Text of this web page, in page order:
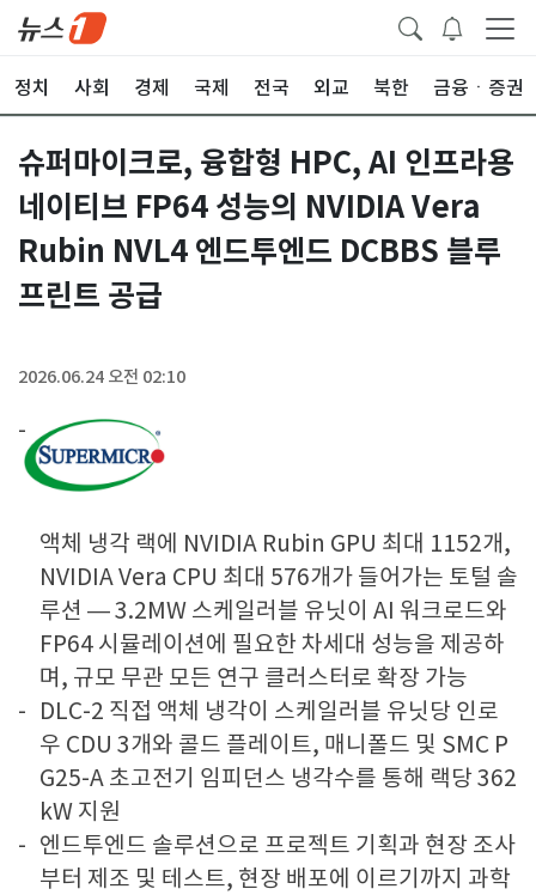
정치 사회 경제 국제 전국 외교 북한 금융ㆍ증권
슈퍼마이크로, 융합형 HPC, AI 인프라용
네이티브 FP64 성능의 NVIDIA Vera
Rubin NVL4 엔드투엔드 DCBBS 블루
프린트 공급
2026.06.24 오전 02:10
액체 냉각 랙에 NVIDIA Rubin GPU 최대 1152개,
NVIDIA Vera CPU 최대 576개가 들어가는 토털 솔
루션 — 3.2MW 스케일러블 유닛이 AI 워크로드와
FP64 시뮬레이션에 필요한 차세대 성능을 제공하
며, 규모 무관 모든 연구 클러스터로 확장 가능
DLC-2 직접 액체 냉각이 스케일러블 유닛당 인로
우 CDU 3개와 콜드 플레이트, 매니폴드 및 SMC P
G25-A 초고전기 임피던스 냉각수를 통해 랙당 362
kW 지원
엔드투엔드 솔루션으로 프로젝트 기획과 현장 조사
부터 제조 및 테스트, 현장 배포에 이르기까지 과학